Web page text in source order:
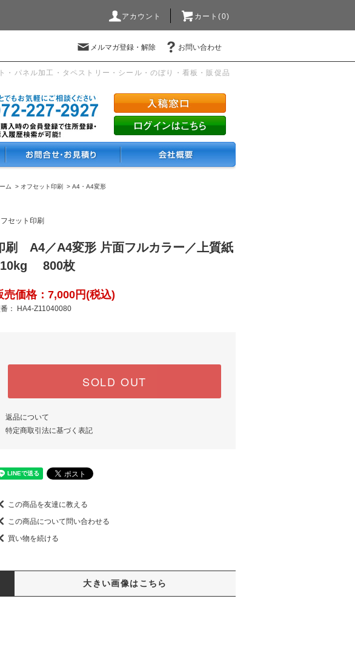
アカウント カート(0)
メルマガ登録・解除 お問い合わせ
・パネル加工・タペストリー・シール・のぼり・看板・販促品
ム > オフセット印刷 > A4・A4変形
セット印刷
刷 A4／A4変形 片面フルカラー／上質紙
800枚
売価格：7,000円(税込)
： HA4-Z11040080
SOLD OUT
返品について
特定商取引法に基づく表記
この商品を友達に教える
この商品について問い合わせる
買い物を続ける
大きい画像はこちら